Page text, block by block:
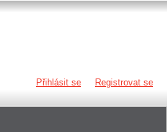
Přihlásit se Registrovat se